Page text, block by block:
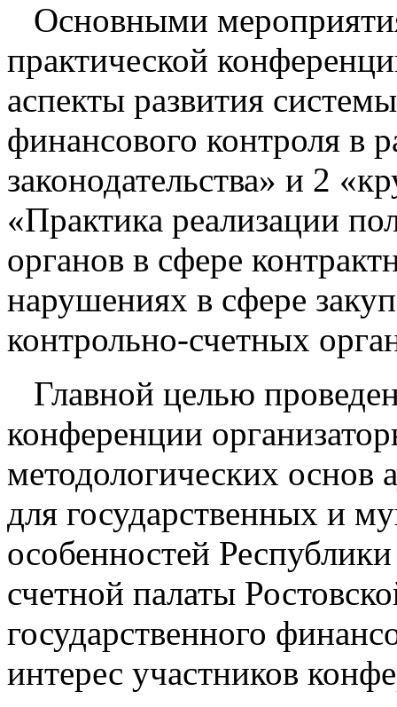
Основными
практической
аспекты развития
финансового контроля в
законодательства» и 2
«Практика реализации
органов в сфере
нарушениях в сфере
контрольно-счетных
Главной целью
конференции
методологических основ
для государственных и
особенностей
счетной палаты
государственного
интерес участников